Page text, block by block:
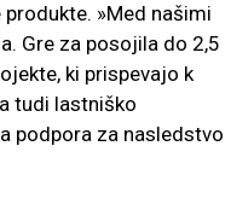
produkte. »Med našimi
Gre za posojila do 2,5
ki prispevajo k
tudi lastniško
podpora za nasledstvo